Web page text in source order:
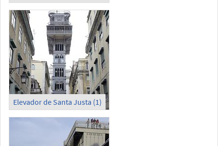
Elevador de Santa Justa (1)